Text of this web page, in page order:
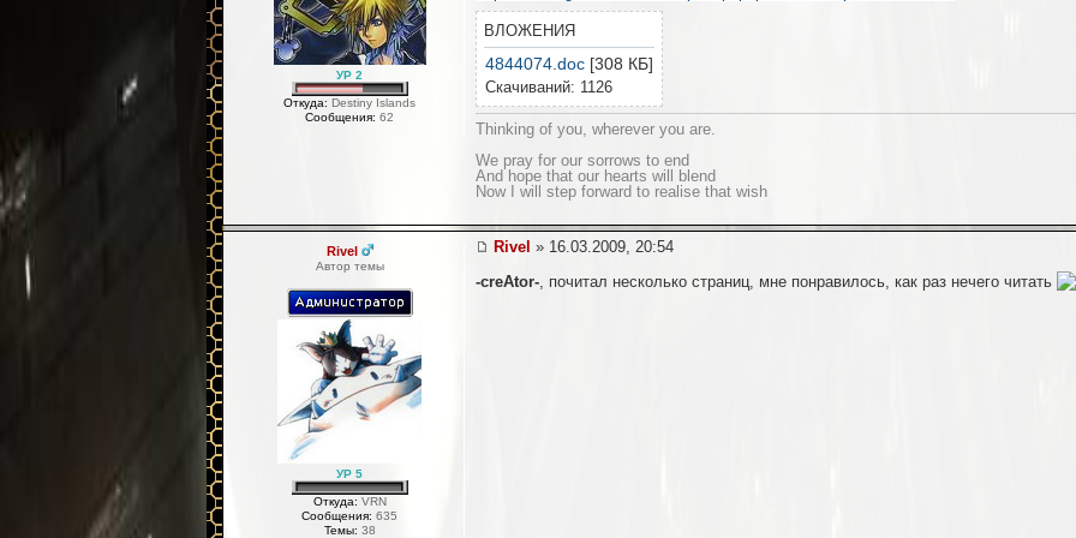
ВЛОЖЕНИЯ
4844074.doc[308 КБ]
Скачиваний: 1126
Thinking of you, wherever you are.
We pray for our sorrows to end
And hope that our hearts will blend
Now I will step forward to realise that wish
УР 2
Откуда: Destiny Islands
Сообщения: 62
Rivel » 16.03.2009, 20:54
-creAtor-, почитал несколько страниц, мне понравилось, как раз нечего читать
Rivel
Автор темы
УР 5
Откуда: VRN
Сообщения: 635
Темы: 38